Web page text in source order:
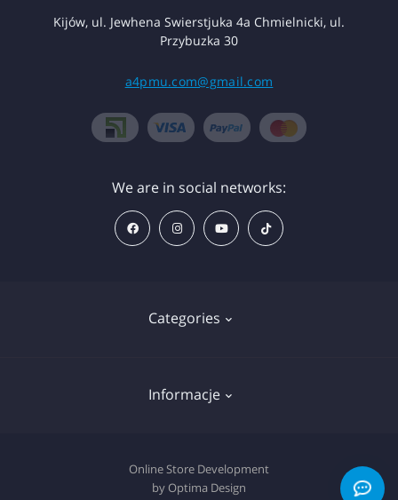
Kijów, ul. Jewhena Swierstjuka 4a Chmielnicki, ul.
Przybuzka 30
a4pmu.com@gmail.com
Categories
Pigmenty
Informacje
Deklaracja plików cookie
Polityka prywatności
We are in social networks:
Online Store Development
by Optima Design